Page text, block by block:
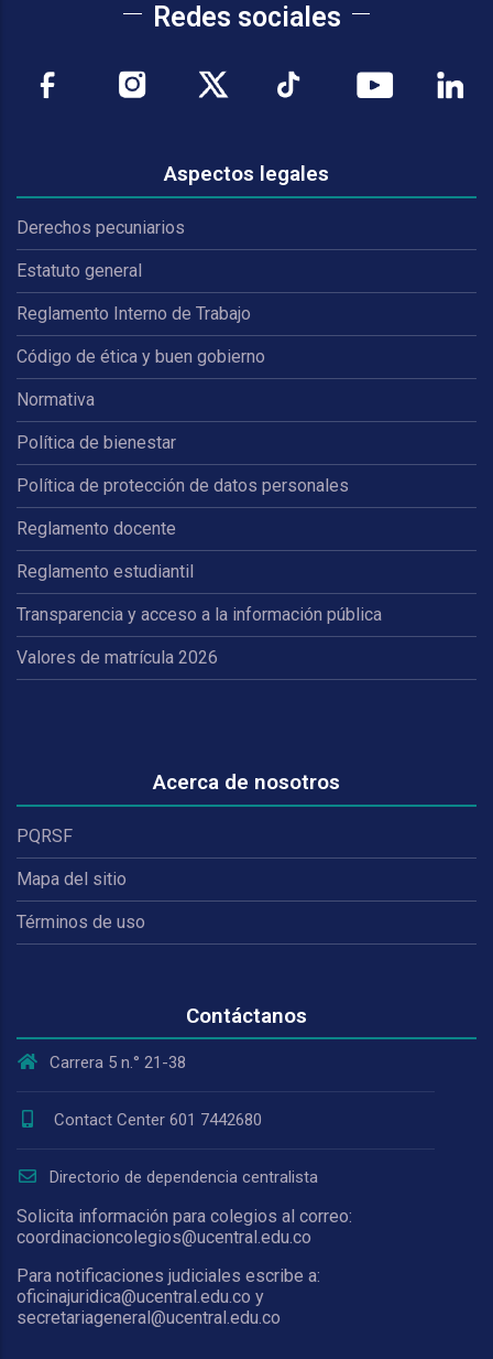
Redes sociales
Aspectos legales
Derechos pecuniarios
Estatuto general
Reglamento Interno de Trabajo
Código de ética y buen gobierno
Normativa
Política de bienestar
Política de protección de datos personales
Reglamento docente
Reglamento estudiantil
Transparencia y acceso a la información pública
Valores de matrícula 2026
Acerca de nosotros
PQRSF
Mapa del sitio
Términos de uso
Contáctanos
Carrera 5 n.° 21-38
Contact Center 601 7442680
Directorio de dependencia centralista
Solicita información para colegios al correo:
coordinacioncolegios@ucentral.edu.co
Para notificaciones judiciales escribe a:
oficinajuridica@ucentral.edu.co y
secretariageneral@ucentral.edu.co